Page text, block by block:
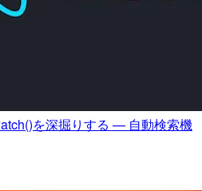
を深掘りする — 自動検索機